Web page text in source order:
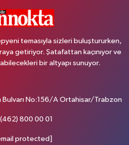
temasıyla sizleri buluştururken,
getiriyor. Şatafattan kaçınıyor ve
bir altyapı sunuyor.
Bulvarı No:156/A Ortahisar/Trabzon
800 00 01
protected]